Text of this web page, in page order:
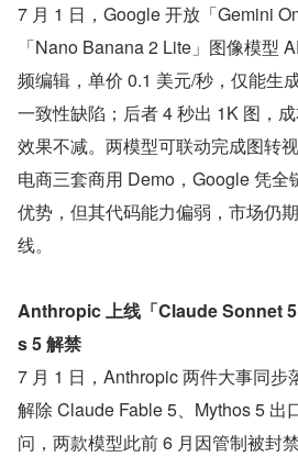
7 月 1 日，Google 开放「Gemini
「Nano Banana 2 Lite」图像模型
频编辑，单价 0.1 美元/秒，仅能生
一致性缺陷；后者 4 秒出 1K 图，
效果不减。两模型可联动完成图转
电商三套商用 Demo，Google 凭
优势，但其代码能力偏弱，市场仍
线。
Anthropic 上线「Claude Sonnet
s 5 解禁
7 月 1 日，Anthropic 两件大事同步
解除 Claude Fable 5、Mythos 5 出
问，两款模型此前 6 月因管制被封